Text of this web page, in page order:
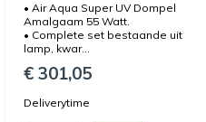
• Air Aqua Super UV Dompel
Amalgaam 55 Watt.
• Complete set bestaande uit
lamp, kwar...
€ 301,05
Deliverytime